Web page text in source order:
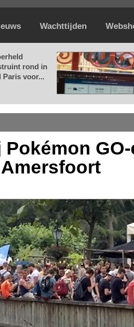
Wachttijden
rond in
Paris voor...